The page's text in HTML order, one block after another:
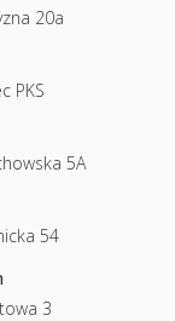
20a
PKS
5A
54
3